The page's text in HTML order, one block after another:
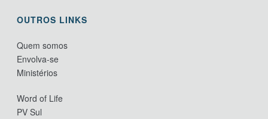
OUTROS LINKS
Quem somos
Envolva-se
Ministérios
Word of Life
PV Sul